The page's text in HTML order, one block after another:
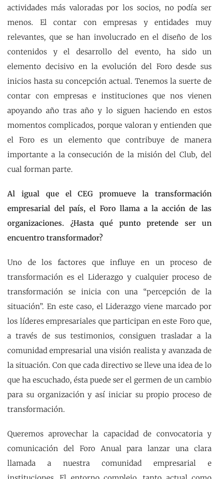
actividades más valoradas por los socios, no podía ser
menos. El contar con empresas y entidades muy
relevantes, que se han involucrado en el diseño de los
contenidos y el desarrollo del evento, ha sido un
elemento decisivo en la evolución del Foro desde sus
inicios hasta su concepción actual. Tenemos la suerte de
contar con empresas e instituciones que nos vienen
apoyando año tras año y lo siguen haciendo en estos
momentos complicados, porque valoran y entienden que
el Foro es un elemento que contribuye de manera
importante a la consecución de la misión del Club, del
cual forman parte.
Al igual que el CEG promueve la transformación
empresarial del país, el Foro llama a la acción de las
organizaciones. ¿Hasta qué punto pretende ser un
encuentro transformador?
Uno de los factores que influye en un proceso de
transformación es el Liderazgo y cualquier proceso de
transformación se inicia con una “percepción de la
situación”. En este caso, el Liderazgo viene marcado por
los líderes empresariales que participan en este Foro que,
a través de sus testimonios, consiguen trasladar a la
comunidad empresarial una visión realista y avanzada de
la situación. Con que cada directivo se lleve una idea de lo
que ha escuchado, ésta puede ser el germen de un cambio
para su organización y así iniciar su propio proceso de
transformación.
Queremos aprovechar la capacidad de convocatoria y
comunicación del Foro Anual para lanzar una clara
llamada a nuestra comunidad empresarial e